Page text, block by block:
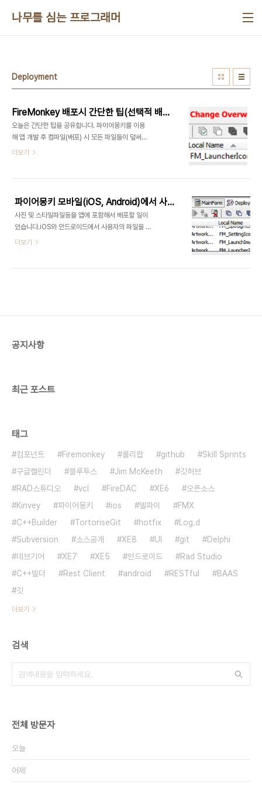
나무를 심는 프로그래머
Deployment
FireMonkey 배포시 간단한 팁(선택적 배포-설정파일 유지)
오늘은 간단한 팁을 공유합니다. 파이어몽키를 이용
해 앱 개발 후 컴파일(배포) 시 모든 파일들이 덮써져
버립니다. 환경파일(INI) 또는 임베디드 디비파일등
래 그림과 같이 버튼 제일 우측에 Change
Overwrite value for selected Items라는 힌트
를 가진 버튼이 있구요.직역해 보면 "선택된 항목의
덮어쓰기 값을 변경" 정도가 됩니다. 목록에서 파일
을 선택하고 해당 버튼을 누르면 필드 제일 오른쪽의
한가지 팁을 더 드리면모바일 기기가 연결된 경우 툴
더보기
파이어몽키 모바일(iOS, Android)에서 사용자 파일 배포 및 사용
사진 및 스타일파일등을 앱에 포함해서 배포할 일이
있습니다.iOS와 안드로이드에서 사용자의 파일을 배
포하고 사용하는 방법입니다. 우선 배포할 파일을 준
StartUp\Documents Android 배포파일 추가
더보기
공지사항
최근 포스트
태그
컴포넌트 Firemonkey 롤리팝 github
Skill Sprints
구글캘린더
블루투스 Jim McKeeth
깃허브
RAD스튜디오
vcl FireDAC XE6
오픈소스
Kinvey
파이어몽키 ios 델파이
FMX
C++Builder
TortoriseGit hotfix
Log.d
Subversion
소스공개 XE8 UI git
Delphi
데브기어
XE7 XE5 안드로이드
Rad Studio
C++빌더
Rest Client android RESTful
BAAS
깃
더보기
검색
전체 방문자
오늘
어제